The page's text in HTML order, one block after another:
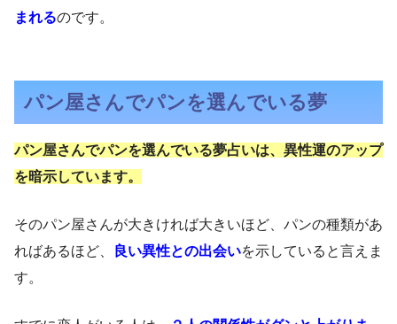
まれるのです。
パン屋さんでパンを選んでいる夢
パン屋さんでパンを選んでいる夢占いは、異性運のアップ
を暗示しています。
そのパン屋さんが大きければ大きいほど、パンの種類があ
ればあるほど、
良い異性との出会いを示していると言えま
す。